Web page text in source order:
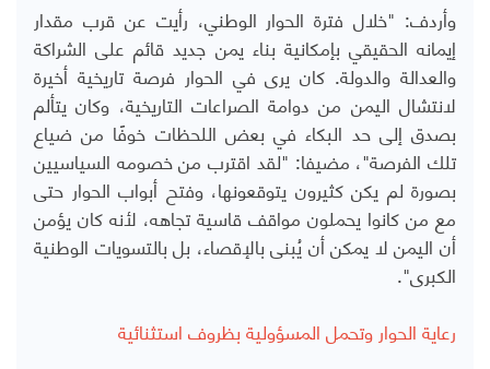
وأردف: "خلال فترة الحوار الوطني، رأيت عن قرب مقدار
إيمانه الحقيقي بإمكانية بناء يمن جديد قائم على الشراكة
والعدالة والدولة. كان يرى في الحوار فرصة تاريخية أخيرة
لانتشال اليمن من دوامة الصراعات التاريخية، وكان يتألم
بصدق إلى حد البكاء في بعض اللحظات خوفًا من ضياع
تلك الفرصة"، مضيفا: "لقد اقترب من خصومه السياسيين
بصورة لم يكن كثيرون يتوقعونها، وفتح أبواب الحوار حتى
مع من كانوا يحملون مواقف قاسية تجاهه، لأنه كان يؤمن
أن اليمن لا يمكن أن يُبنى بالإقصاء، بل بالتسويات الوطنية
الكبرى".
رعاية الحوار وتحمل المسؤولية بظروف استثنائية